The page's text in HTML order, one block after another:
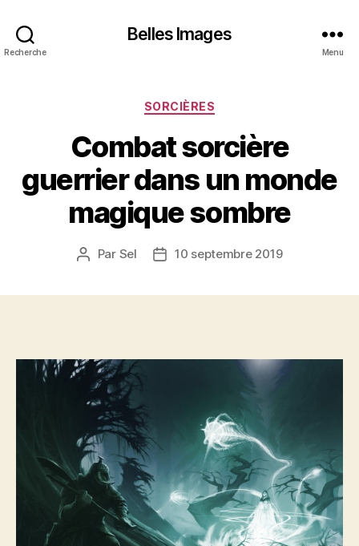
Recherche
Belles Images
Menu
Catégories
SORCIÈRES
Combat sorcière
guerrier dans un monde
magique sombre
Auteur
Par Sel
Date10 septembre 2019